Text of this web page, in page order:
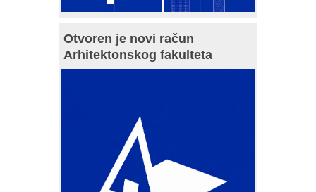
Otvoren je novi račun
Arhitektonskog fakulteta